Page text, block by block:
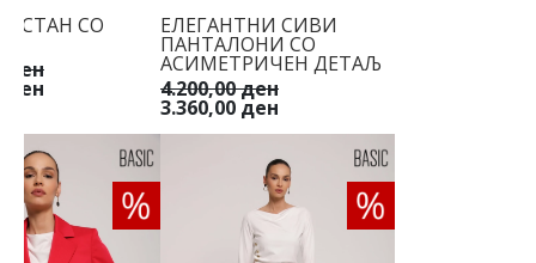
СО
ден
ден
ЕЛЕГАНТНИ СИВИ
ПАНТАЛОНИ СО
АСИМЕТРИЧЕН ДЕТАЉ
4.200,00 ден
3.360,00 ден